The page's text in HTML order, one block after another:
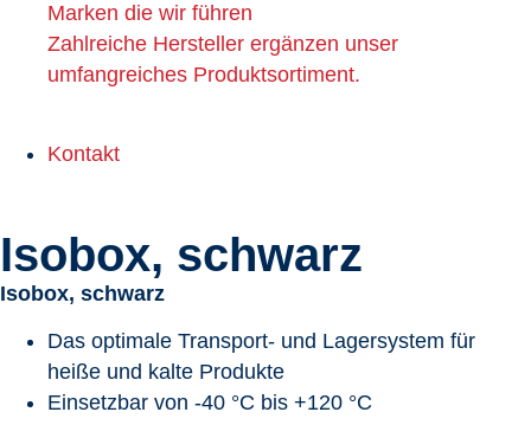
Marken die wir führen
Zahlreiche Hersteller ergänzen unser
umfangreiches Produktsortiment.
Kontakt
Isobox, schwarz
Isobox, schwarz
Das optimale Transport- und Lagersystem für
heiße und kalte Produkte
Einsetzbar von -40 °C bis +120 °C